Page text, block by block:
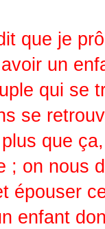
que je
un
qui se
se
que
; on nous
épouser
enfant